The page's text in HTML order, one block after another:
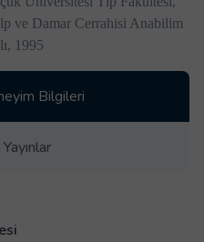
ve Damar Cerrahisi Anabilim
1995
Bilgileri